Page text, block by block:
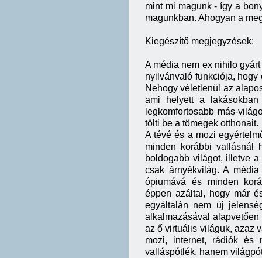
mint mi magunk - így a
magunkban. Ahogyan a
Kiegészítő megjegyzések:
A média nem ex nihilo
nyilvánvaló funkciója,
Nehogy véletlenül az
ami helyett a
legkomfortosabb más-
tölti be a tömegek otthonait.
A tévé és a mozi
minden korábbi vallásnál
boldogabb világot, illetve
csak árnyékvilág. A
ópiumává és minden
éppen azáltal, hogy már
egyáltalán nem új
alkalmazásával
az ő virtuális világuk, azaz
mozi, internet, rádiók és
valláspótlék, hanem